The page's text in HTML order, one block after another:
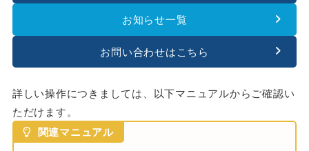
お知らせ一覧
お問い合わせはこちら
詳しい操作につきましては、以下マニュアルからご確認い
ただけます。
関連マニュアル